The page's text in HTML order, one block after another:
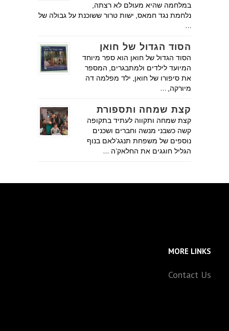
במלחמה שהיא מעולם לא רצתה,
נלחמת נגד חמאס, ישות טרור ששוכנת על גבולה של
…
הסוד הגדול של חואן
הסוד הגדול של חואן הוא ספר מיוחד
המיועד לילדים ולמתבגרים, המספר
את סיפורו של חואן, ילד מפלמה דה
מיורקה, …
קצת שמחה ותספורת
קצת שמחה ותקווה לעתיד בתקופה
קשה כשבני מנשה וחברים ושכנים
נוספים של משפחת תנגג'לאם בנוף
הגליל חוגגים את החלאק'ה …
MORE LINKS
Contact Us